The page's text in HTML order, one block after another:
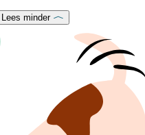
Lees minder